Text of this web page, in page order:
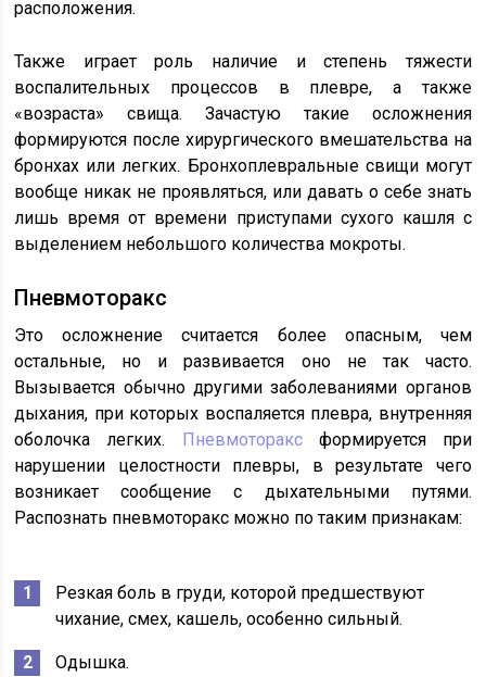
расположения.
Также играет роль наличие и степень тяжести
воспалительных процессов в плевре, а также
«возраста» свища. Зачастую такие осложнения
формируются после хирургического вмешательства на
бронхах или легких. Бронхоплевральные свищи могут
вообще никак не проявляться, или давать о себе знать
лишь время от времени приступами сухого кашля с
выделением небольшого количества мокроты.
Пневмоторакс
Это осложнение считается более опасным, чем
остальные, но и развивается оно не так часто.
Вызывается обычно другими заболеваниями органов
дыхания, при которых воспаляется плевра, внутренняя
оболочка легких. Пневмотораксформируется при
нарушении целостности плевры, в результате чего
возникает сообщение с дыхательными путями.
Распознать пневмоторакс можно по таким признакам:
Резкая боль в груди, которой предшествуют
чихание, смех, кашель, особенно сильный.
Одышка.